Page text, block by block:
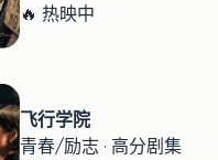
🔥 热映中
飞行学院
青春/励志 · 高分剧集